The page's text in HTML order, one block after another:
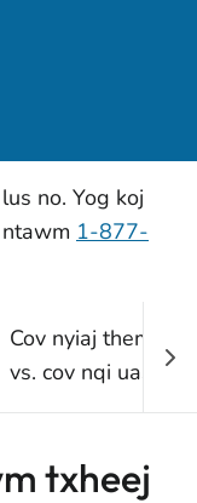
no. Yog koj
1-877-
Cov nyiaj them
vs. cov nqi uas tau
txheej